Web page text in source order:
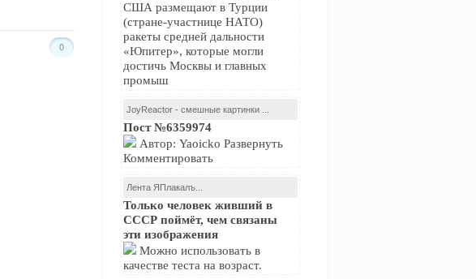
США размещают в Турции
(стране-участнице НАТО)
ракеты средней дальности
«Юпитер», которые могли
достичь Москвы и главных
промыш
JoyReactor - смешные картинки ...
Пост №6359974
Автор: Yaoicko Развернуть
Комментировать
Лента ЯПлакалъ...
Только человек живший в
СССР поймёт, чем связаны
эти изображения
Можно использовать в
качестве теста на возраст.
0